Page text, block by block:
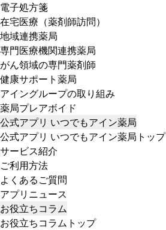
電子処方箋
在宅医療（薬剤師訪問）
地域連携薬局
専門医療機関連携薬局
がん領域の専門薬剤師
健康サポート薬局
アイングループの取り組み
薬局プレアボイド
公式アプリ いつでもアイン薬局
公式アプリ いつでもアイン薬局トップ
サービス紹介
ご利用方法
よくあるご質問
アプリニュース
お役立ちコラム
お役立ちコラムトップ